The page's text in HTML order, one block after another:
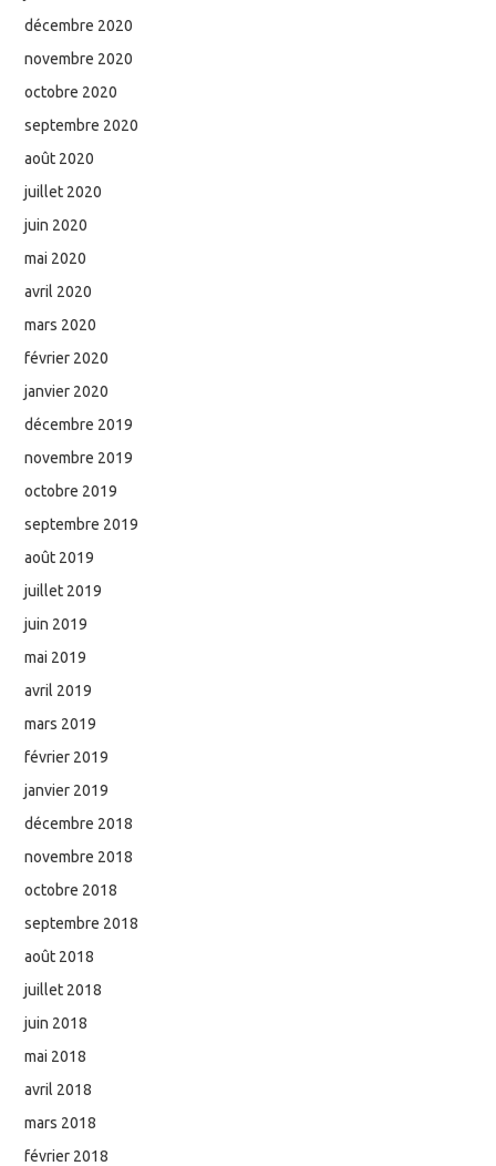
décembre 2020
novembre 2020
octobre 2020
septembre 2020
août 2020
juillet 2020
juin 2020
mai 2020
avril 2020
mars 2020
février 2020
janvier 2020
décembre 2019
novembre 2019
octobre 2019
septembre 2019
août 2019
juillet 2019
juin 2019
mai 2019
avril 2019
mars 2019
février 2019
janvier 2019
décembre 2018
novembre 2018
octobre 2018
septembre 2018
août 2018
juillet 2018
juin 2018
mai 2018
avril 2018
mars 2018
février 2018